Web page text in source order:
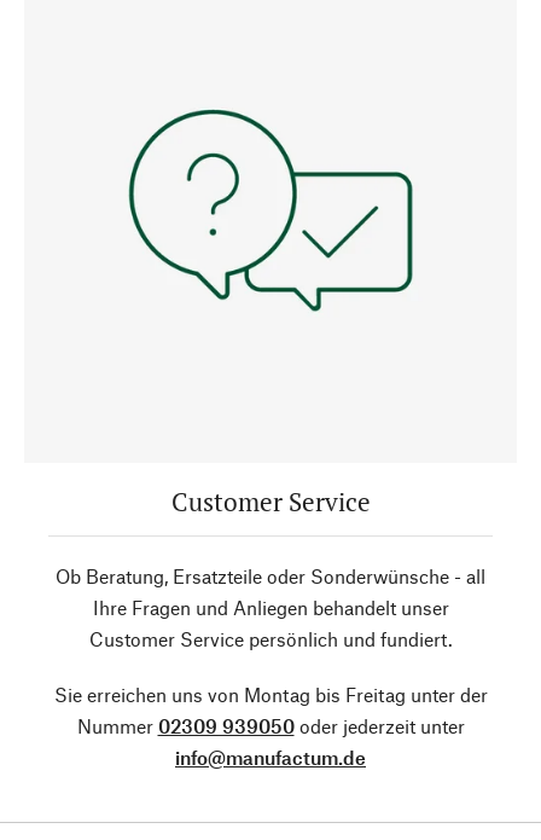
Customer Service
Ob Beratung, Ersatzteile oder Sonderwünsche - all
Ihre Fragen und Anliegen behandelt unser
Customer Service persönlich und fundiert.
Sie erreichen uns von Montag bis Freitag unter der
Nummer 02309 939050oder jederzeit unter
info@manufactum.de